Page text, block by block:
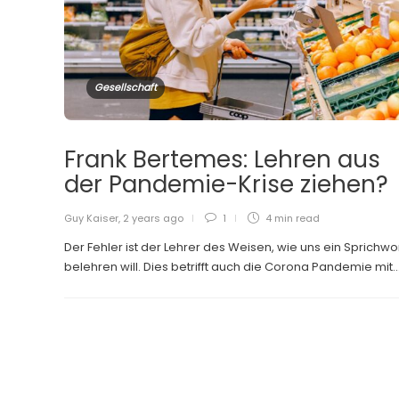
Gesellschaft
Frank Bertemes: Lehren aus
der Pandemie-Krise ziehen?
Guy Kaiser, 2 years ago 1 4 min read
Der Fehler ist der Lehrer des Weisen, wie uns ein
belehren will. Dies betrifft auch die Corona Pandemie